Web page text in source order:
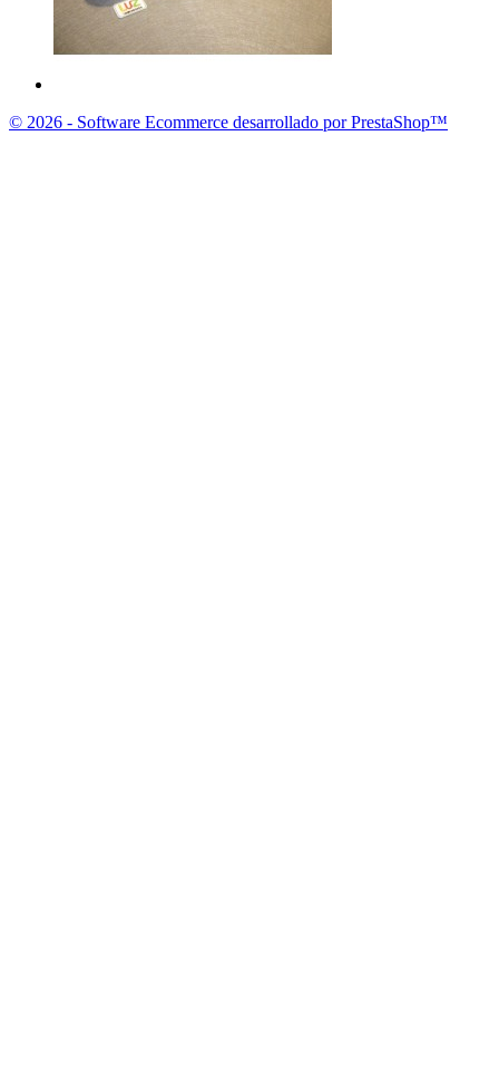
© 2026 - Software Ecommerce desarrollado por PrestaShop™